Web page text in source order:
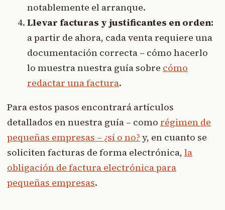
notablemente el arranque.
Llevar facturas y justificantes en orden:
a partir de ahora, cada venta requiere una
documentación correcta – cómo hacerlo
lo muestra nuestra guía sobre cómo
redactar una factura.
Para estos pasos encontrará artículos
detallados en nuestra guía – como régimen de
pequeñas empresas – ¿sí o no? y, en cuanto se
soliciten facturas de forma electrónica, la
obligación de factura electrónica para
pequeñas empresas.